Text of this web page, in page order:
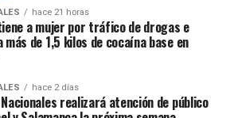
hace 21 horas
a mujer por tráfico de drogas e
más de 1,5 kilos de cocaína base en
hace 2 días
realizará atención de público